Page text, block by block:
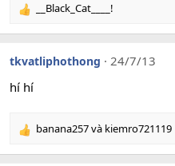
sR
c
i
s
__Black_Cat____!
tkvatliphothong
24/7/13
hí hí
R
banana257và kiemro721119